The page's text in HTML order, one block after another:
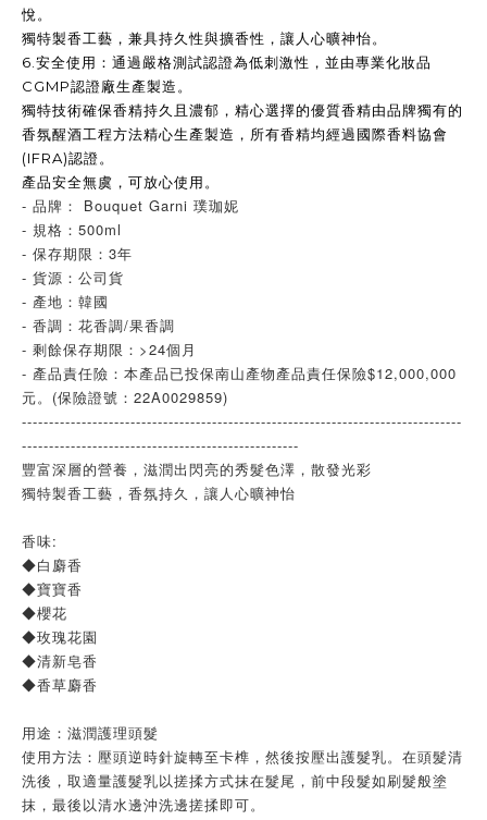
悅。
獨特製香工藝，兼具持久性與擴香性，讓人心曠神怡。
6. 安全使用：通過嚴格測試認證為低刺激性，並由專業化妝品
CGMP認證廠生產製造。
獨特技術確保香精持久且濃郁，精心選擇的優質香精由品牌獨有的
香氛醒酒工程方法精心生產製造，所有香精均經過國際香料協會
(IFRA)認證。
產品安全無虞，可放心使用。
- 品牌： Bouquet Garni 璞珈妮
- 規格：500ml
- 保存期限：3年
- 貨源：公司貨
- 產地：韓國
- 香調：花香調/果香調
- 剩餘保存期限：>24個月
- 產品責任險：本產品已投保南山產物產品責任保險$12,000,000
元。(保險證號：22A0029859)
---------------------------------------------------------------------------------
---------------------------------------------------
豐富深層的營養，滋潤出閃亮的秀髮色澤，散發光彩
獨特製香工藝，香氛持久，讓人心曠神怡
香味:
◆白麝香
◆寶寶香
◆櫻花
◆玫瑰花園
◆清新皂香
◆香草麝香
用途：滋潤護理頭髮
使用方法：壓頭逆時針旋轉至卡榫，然後按壓出護髮乳。在頭髮清
洗後，取適量護髮乳以搓揉方式抹在髮尾，前中段髮如刷髮般塗
抹，最後以清水邊沖洗邊搓揉即可。